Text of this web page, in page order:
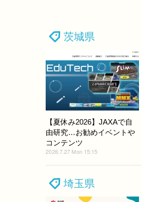
茨城県
【夏休み2026】JAXAで自
由研究…お勧めイベントや
コンテンツ
2026.7.27 Mon 15:15
埼玉県